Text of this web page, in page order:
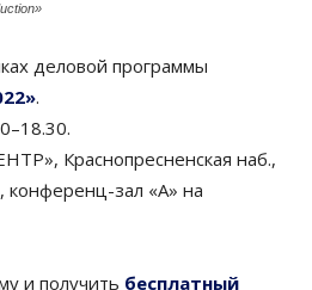
деловой программы
.
Краснопресненская наб.,
конференц-зал «А» на
и получить бесплатный